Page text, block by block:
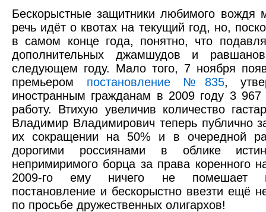
Бескорыстные защитники любимого вождя
речь идёт о квотах на текущий год, но,
в самом конце года, понятно, что
дополнительных джамшудов и
следующем году. Мало того, 7 ноября
премьером постановление №835,
иностранным гражданам в 2009 году 3
работу. Втихую увеличив количество
Владимир Владимирович теперь публично
их сокращении на 50% и в очередной
дорогими россиянами в облике
непримиримого борца за права коренного
2009-го ему ничего не помешает
постановление и бескорыстно ввезти ещё
по просьбе дружественных олигархов!